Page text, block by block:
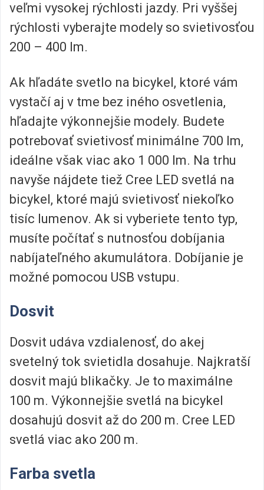
veľmi vysokej rýchlosti jazdy. Pri vyššej
rýchlosti vyberajte modely so svietivosťou
200 – 400 lm.
Ak hľadáte svetlo na bicykel, ktoré vám
vystačí aj v tme bez iného osvetlenia,
hľadajte výkonnejšie modely. Budete
potrebovať svietivosť minimálne 700 lm,
ideálne však viac ako 1 000 lm. Na trhu
navyše nájdete tiež Cree LED svetlá na
bicykel, ktoré majú svietivosť niekoľko
tisíc lumenov. Ak si vyberiete tento typ,
musíte počítať s nutnosťou dobíjania
nabíjateľného akumulátora. Dobíjanie je
možné pomocou USB vstupu.
Dosvit
Dosvit udáva vzdialenosť, do akej
svetelný tok svietidla dosahuje. Najkratší
dosvit majú blikačky. Je to maximálne
100 m. Výkonnejšie svetlá na bicykel
dosahujú dosvit až do 200 m. Cree LED
svetlá viac ako 200 m.
Farba svetla